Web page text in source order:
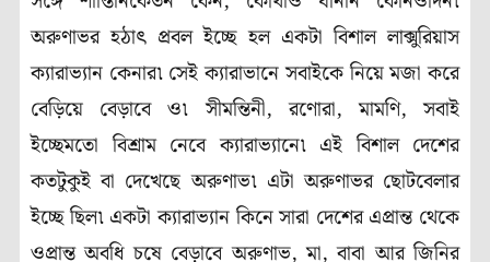
অরুণাভর হঠাৎ প্রবল ইচ্ছে হল একটা বিশাল লাক্সুরিয়াস
ক্যারাভ্যান কেনার৷ সেই ক্যারাভানে সবাইকে নিয়ে মজা করে
বেড়িয়ে বেড়াবে ও৷ সীমন্তিনী, রণোরা, মামণি, সবাই
ইচ্ছেমতো বিশ্রাম নেবে ক্যারাভ্যানে৷ এই বিশাল দেশের
কতটুকুই বা দেখেছে অরুণাভ৷ এটা অরুণাভর ছোটবেলার
ইচ্ছে ছিল৷ একটা ক্যারাভ্যান কিনে সারা দেশের এপ্রান্ত থেকে
ওপ্রান্ত অবধি চষে বেড়াবে অরুণাভ, মা, বাবা আর জিনির